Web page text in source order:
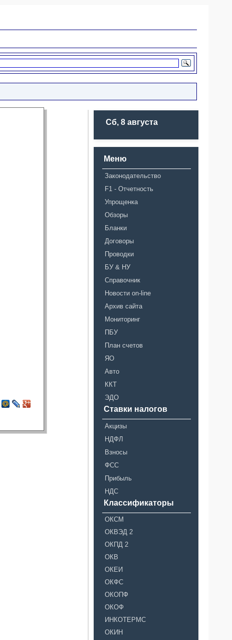
Сб, 8 августа
Меню
Законодательство
F1 - Отчетность
Упрощенка
Обзоры
Бланки
Договоры
Проводки
БУ & НУ
Справочник
Новости on-line
Архив сайта
Мониторинг
ПБУ
План счетов
ЯО
Авто
ККТ
ЭДО
Ставки налогов
Акцизы
НДФЛ
Взносы
ФСС
Прибыль
НДС
Классификаторы
ОКСМ
ОКВЭД 2
ОКПД 2
ОКВ
ОКЕИ
ОКФС
ОКОПФ
ОКОФ
ИНКОТЕРМС
ОКИН